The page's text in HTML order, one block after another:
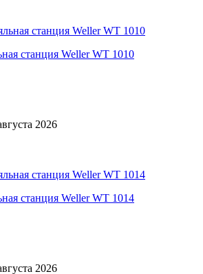
станция Weller WT 1010
2026
станция Weller WT 1014
2026